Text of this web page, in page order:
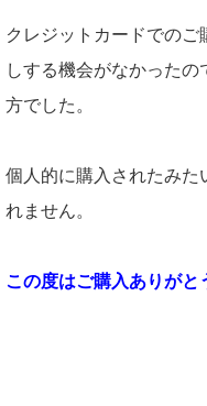
クレジットカードでの
しする機会がなかった
方でした。
個人的に購入されたみた
れません。
この度はご購入ありがと